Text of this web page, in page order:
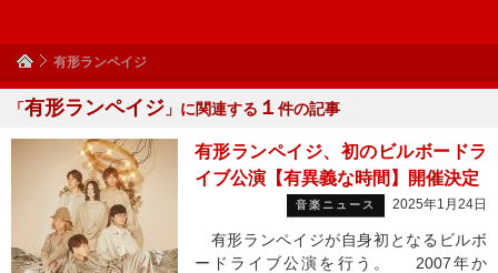
有形ランペイジ
「有形ランペイジ 」に関連する １ 件の記事
有形ランペイジ、初のビルボードラ
イブ公演【有異義な時間】開催決定
音楽ニュース 2025年1月24日
有形ランペイジが自身初となるビルボ
ードライブ公演を行う。 2007年か